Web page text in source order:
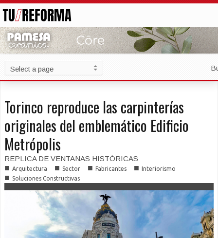
Torinco reproduce las carpinterías
originales del emblemático Edificio
Metrópolis
REPLICA DE VENTANAS HISTÓRICAS
■ Arquitectura ■ Sector ■ Fabricantes ■ Interiorismo
■ Soluciones Constructivas